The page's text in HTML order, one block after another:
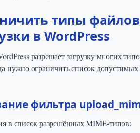
типы файлов
в WordPress
разрешает загрузку многих
нужно ограничить список допустимых
фильтра
в список разрешённых MIME-типов: